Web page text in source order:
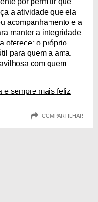
por permitir que
a atividade que ela
acompanhamento e a
manter a integridade
oferecer o próprio
para quem a ama.
com quem
e sempre mais feliz
COMPARTILHAR